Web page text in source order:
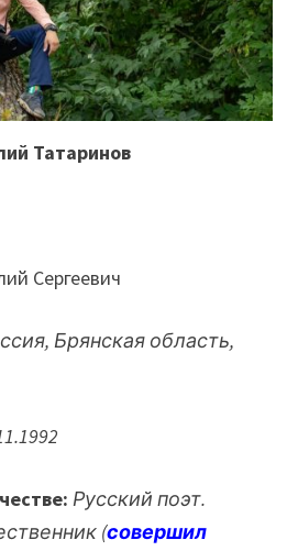
Татаринов
Сергеевич
Брянская область,
Русский поэт.
(совершил